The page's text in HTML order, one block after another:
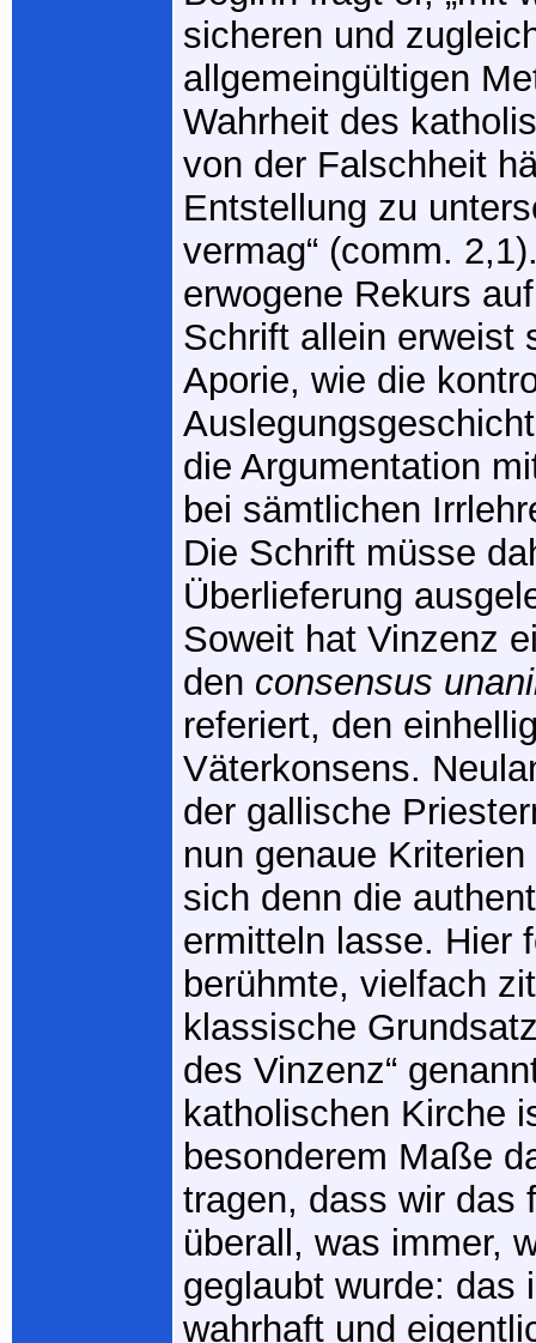
sicheren und
allgemeingültigen
Wahrheit des
von der Falschheit
Entstellung zu
vermag“ (comm.
erwogene Rekurs
Schrift allein erweist
Aporie, wie die
die Argumentation
bei sämtlichen
Die Schrift müsse
Überlieferung
Soweit hat Vinzenz
den consensus
referiert, den
Väterkonsens.
der gallische
nun genaue
sich denn die
ermitteln lasse. Hier
berühmte, vielfach
klassische
des Vinzenz“
katholischen Kirche
besonderem Maße
tragen, dass wir das
überall, was immer,
geglaubt wurde: das
wahrhaft und